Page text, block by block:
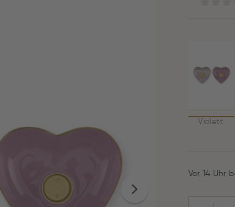
Violett
Vor 14 Uhr